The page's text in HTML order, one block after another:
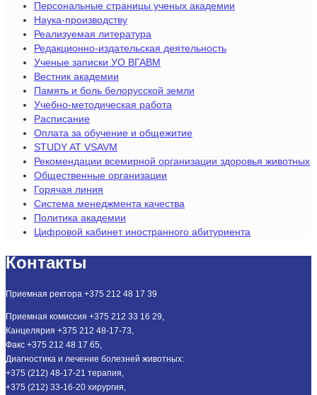
Персональные страницы ученых академии
Наука-производству
Реализуемая литература
Редакционно-издательская деятельность
Ученые записки УО ВГАВМ
Вестник академии
Память и боль белорусской земли
Учебно-методическая работа
Расписание
Оплата за обучение и общежитие
STUDY AT VSAVM
Рекомендации всемирной организации здоровья животных
Общественные организации
Горячая линия
Система менеджмента качества
Политика академии
Цифровой кабинет иностранного абитуриента
Контакты
Приемная ректора +375 212 48 17 39
Приемная комиссия +375 212 33 16 29,
Канцелярия +375 212 48-17-73,
Факс +375 212 48 17 65,
Диагностика и лечение болезней животных:
+375 (212) 48-17-21 терапия,
+375 (212) 33-16-20 хирургия,